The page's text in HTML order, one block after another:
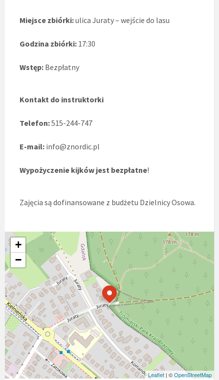
Miejsce zbiórki:ulica Juraty – wejście do lasu
Godzina zbiórki: 17:30
Wstęp: Bezpłatny
Kontakt do instruktorki
Telefon:515-244-747
E-mail: info@znordic.pl
Wypożyczenie kijków jest bezpłatne!
Zajęcia są dofinansowane z budżetu Dzielnicy Osowa.
+
−
Leaflet | ©OpenStreetMap